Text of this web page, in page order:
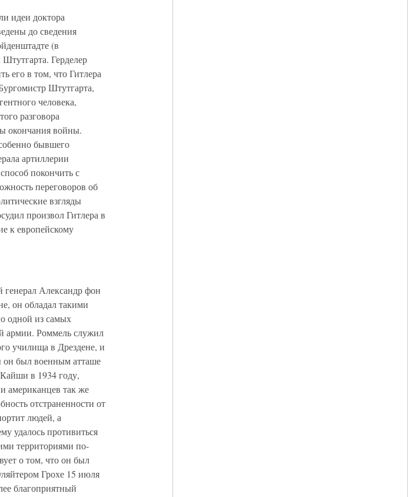
идеи доктора
до сведения
(в
Герделер
его в том, что Гитлера
Штутгарта,
человека,
разговора
окончания войны.
бывшего
артиллерии
покончить с
переговоров об
взгляды
произвол Гитлера в
к европейскому
Александр фон
он обладал такими
одной из самых
армии. Роммель служил
училища в Дрездене, и
он был военным атташе
в 1934 году,
американцев так же
отстраненности от
людей, а
удалось противиться
территориями по-
о том, что он был
Грохе 15 июля
благоприятный